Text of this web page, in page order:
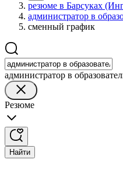
резюме в Барсуках
администратор в
сменный график
администратор в
Резюме
Найти